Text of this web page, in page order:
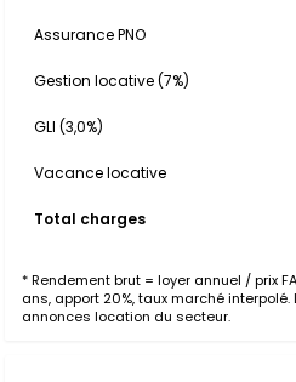
Assurance PNO
Gestion locative (7%)
GLI (3,0%)
Vacance locative
Total charges
* Rendement brut = loyer annuel / prix
ans, apport 20%, taux marché
annonces location du secteur.